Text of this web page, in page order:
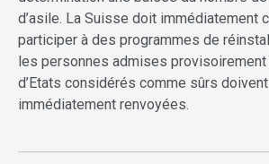
d’asile. La Suisse doit immédiatement
participer à des programmes de
les personnes admises provisoirement
d’Etats considérés comme sûrs
immédiatement renvoyées.